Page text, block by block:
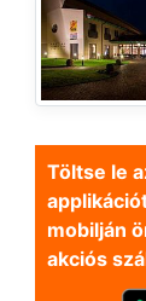
Töltse le
mobilján
akciós